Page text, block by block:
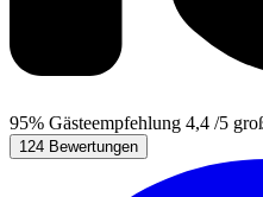
95% Gästeempfehlung 4,4 /5
124 Bewertungen